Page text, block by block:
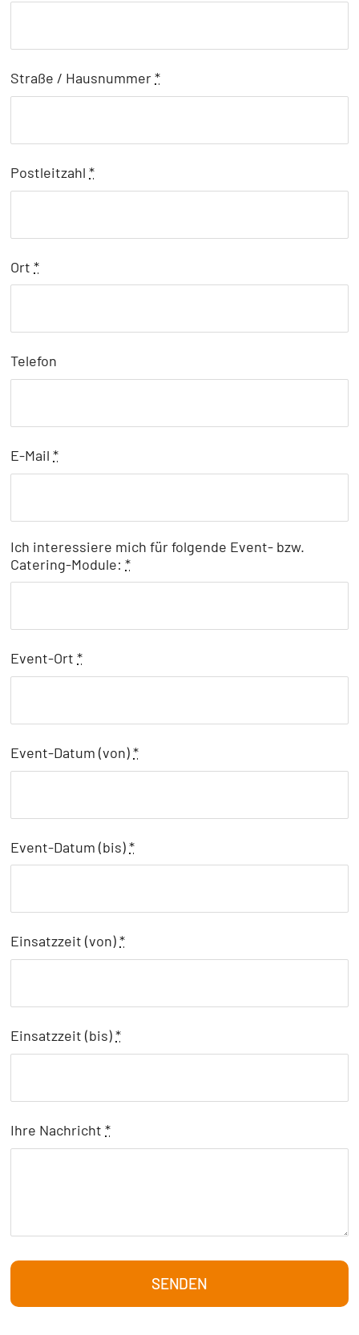
Straße / Hausnummer*
Postleitzahl*
Ort*
Telefon
E-Mail*
Ich interessiere mich für folgende Event- bzw.
Catering-Module:*
Event-Ort*
Event-Datum (von)*
Event-Datum (bis)*
Einsatzzeit (von)*
Einsatzzeit (bis)*
Ihre Nachricht*
SENDEN